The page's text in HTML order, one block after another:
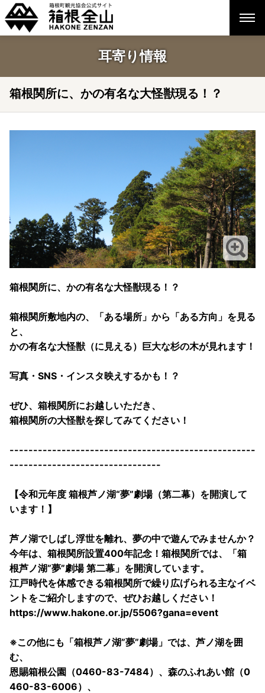
耳寄り情報
箱根関所に、かの有名な大怪獣現る！？
箱根関所に、かの有名な大怪獣現る！？
箱根関所敷地内の、「ある場所」から「ある方向」を見る
と、
かの有名な大怪獣（に見える）巨大な杉の木が見れます！
写真・SNS・インスタ映えするかも！？
ぜひ、箱根関所にお越しいただき、
箱根関所の大怪獣を探してみてください！
----------------------------------------------------
--------------------------------
【令和元年度 箱根芦ノ湖“夢”劇場（第二幕）を開演して
います！】
芦ノ湖でしばし浮世を離れ、夢の中で遊んでみませんか？
今年は、箱根関所設置400年記念！箱根関所では、「箱
根芦ノ湖”夢”劇場 第二幕」を開演しています。
江戸時代を体感できる箱根関所で繰り広げられる主なイベ
ントをご紹介しますので、ぜひお越しください！
https://www.hakone.or.jp/5506?gana=event
※この他にも「箱根芦ノ湖”夢”劇場」では、芦ノ湖を囲
む、
恩賜箱根公園（0460-83-7484）、森のふれあい館（0
460-83-6006）、